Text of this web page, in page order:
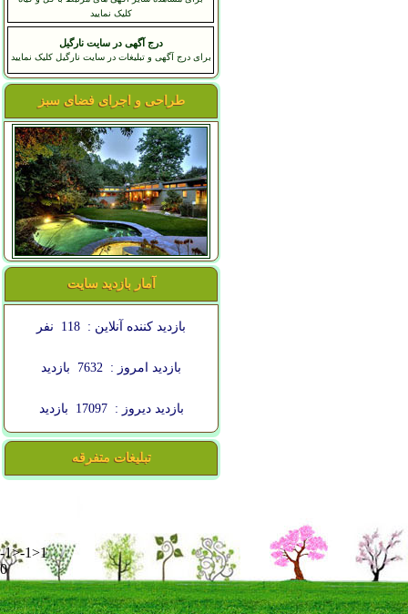
کلیک نمایید
درج آگهی در سایت نارگیل
برای درج آگهی و تبلیغات در سایت نارگیل کلیک نمایید
طراحی و اجرای فضای سبز
آمار بازدید سایت
بازدید کننده آنلاین : 118 نفر
بازدید امروز : 7632 بازدید
بازدید دیروز : 17097 بازدید
تبلیغات متفرقه
-1>-1>1
0